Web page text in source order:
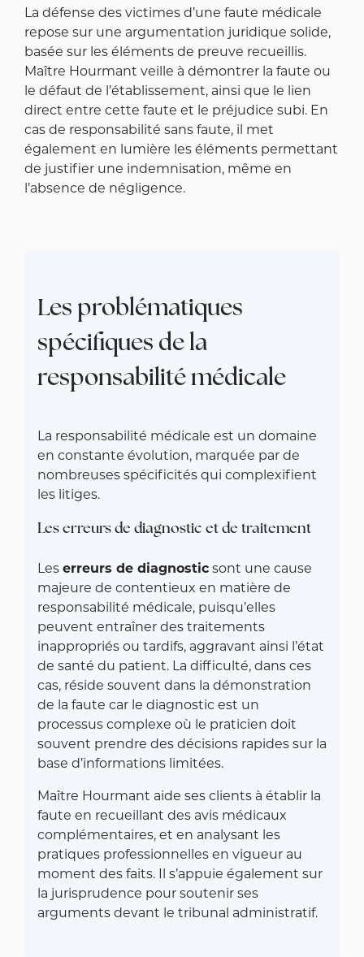
La défense des victimes d’une faute médicale
repose sur une argumentation juridique solide,
basée sur les éléments de preuve recueillis.
Maître Hourmant veille à démontrer la faute ou
le défaut de l’établissement, ainsi que le lien
direct entre cette faute et le préjudice subi. En
cas de responsabilité sans faute, il met
également en lumière les éléments permettant
de justifier une indemnisation, même en
l’absence de négligence.
Les problématiques
spécifiques de la
responsabilité médicale
La responsabilité médicale est un domaine
en constante évolution, marquée par de
nombreuses spécificités qui complexifient
les litiges.
Les erreurs de diagnostic et de traitement
Les erreurs de diagnosticsont une cause
majeure de contentieux en matière de
responsabilité médicale, puisqu’elles
peuvent entraîner des traitements
inappropriés ou tardifs, aggravant ainsi l’état
de santé du patient. La difficulté, dans ces
cas, réside souvent dans la démonstration
de la faute car le diagnostic est un
processus complexe où le praticien doit
souvent prendre des décisions rapides sur la
base d’informations limitées.
Maître Hourmant aide ses clients à établir la
faute en recueillant des avis médicaux
complémentaires, et en analysant les
pratiques professionnelles en vigueur au
moment des faits. Il s’appuie également sur
la jurisprudence pour soutenir ses
arguments devant le tribunal administratif.